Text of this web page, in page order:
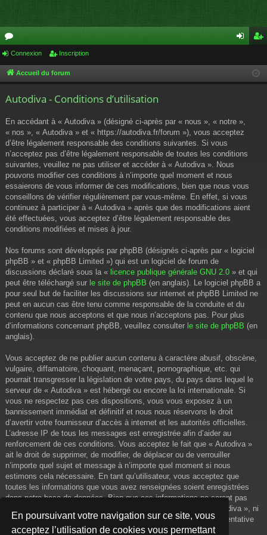
En poursuivant votre navigation sur ce site, vous
acceptez l’utilisation de cookies vous permettant
or
u cri
Connexion Inscription
Accueil du forum
Autodiva - Conditions d’utilisation
En accédant à « Autodiva » (désigné ci-après par « nous », « notre »,
« nos », « Autodiva » et « https://autodiva.fr/forum »), vous acceptez
d’être légalement responsable des conditions suivantes. Si vous
n’acceptez pas d’être légalement responsable de toutes les conditions
suivantes, veuillez ne pas utiliser et accéder à « Autodiva ». Nous
pouvons modifier ces conditions à n’importe quel moment et nous
essaierons de vous informer de ces modifications, bien que nous vous
conseillons de vérifier régulièrement par vous-même. En effet, si vous
continuez à participer à « Autodiva » après que des modifications aient
été effectuées, vous acceptez d’être légalement responsable des
conditions modifiées et mises à jour.
Nos forums sont développés par phpBB (désignés ci-après par « logiciel
phpBB » et « phpBB Limited ») qui est un logiciel de forum de
discussions déclaré sous la « licence publique générale GNU 2.0 » et qui
peut être téléchargé sur le site de phpBB (en anglais). Le logiciel phpBB a
pour seul but de faciliter les discussions sur internet et phpBB Limited ne
peut en aucun cas être tenu comme responsable de la conduite et du
contenu que nous acceptons et que nous n’acceptons pas. Pour plus
d’informations concernant phpBB, veuillez consulter le site de phpBB (en
anglais).
Vous acceptez de ne publier aucun contenu à caractère abusif, obscène,
vulgaire, diffamatoire, choquant, menaçant, pornographique, etc. qui
pourrait transgresser la législation de votre pays, du pays dans lequel le
serveur de « Autodiva » est hébergé ou encore la loi internationale. Si
vous ne respectez pas ces dispositions, vous vous exposez à un
bannissement immédiat et définitif et nous nous réservons le droit
d’avertir votre fournisseur d’accès à internet et les autorités officielles.
L’adresse IP de tous les messages est enregistrée afin d’aider au
renforcement de ces conditions. Vous acceptez le fait que « Autodiva »
ait le droit de supprimer, de modifier, de déplacer ou de verrouiller
n’importe quel sujet et message à n’importe quel moment si nous
estimons cela nécessaire. En tant qu’utilisateur, vous acceptez que
toutes les informations que vous avez renseignées soient enregistrées
dans notre base de données. Bien que ces informations ne seront pas
diffusées à une tierce partie sans votre consentement, ni « Autodiva », ni
phpBB, ne pourront être tenus comme responsables en cas de tentative
de piratage informatique visant à compromettre vos données.